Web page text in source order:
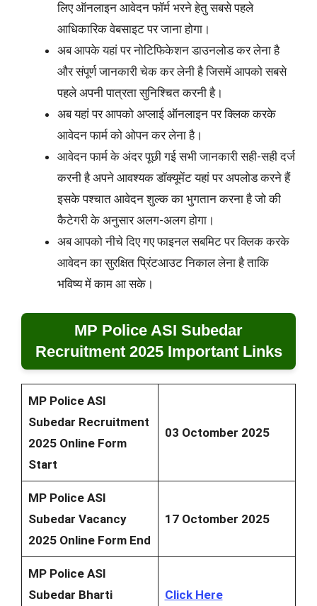
लिए ऑनलाइन आवेदन फॉर्म भरने हेतु सबसे पहले
आधिकारिक वेबसाइट पर जाना होगा।
अब आपके यहां पर नोटिफिकेशन डाउनलोड कर लेना है
और संपूर्ण जानकारी चेक कर लेनी है जिसमें आपको सबसे
पहले अपनी पात्रता सुनिश्चित करनी है।
अब यहां पर आपको अप्लाई ऑनलाइन पर क्लिक करके
आवेदन फार्म को ओपन कर लेना है।
आवेदन फार्म के अंदर पूछी गई सभी जानकारी सही-सही दर्ज
करनी है अपने आवश्यक डॉक्यूमेंट यहां पर अपलोड करने हैं
इसके पश्चात आवेदन शुल्क का भुगतान करना है जो की
कैटेगरी के अनुसार अलग-अलग होगा।
अब आपको नीचे दिए गए फाइनल सबमिट पर क्लिक करके
आवेदन का सुरक्षित प्रिंटआउट निकाल लेना है ताकि
भविष्य में काम आ सके।
MP Police ASI Subedar
Recruitment 2025 Important Links
MP Police ASI
Subedar Recruitment
2025 Online Form
Start
03 Octomber 2025
MP Police ASI
Subedar Vacancy
2025 Online Form End
17 Octomber 2025
MP Police ASI
Subedar Bharti
Click Here